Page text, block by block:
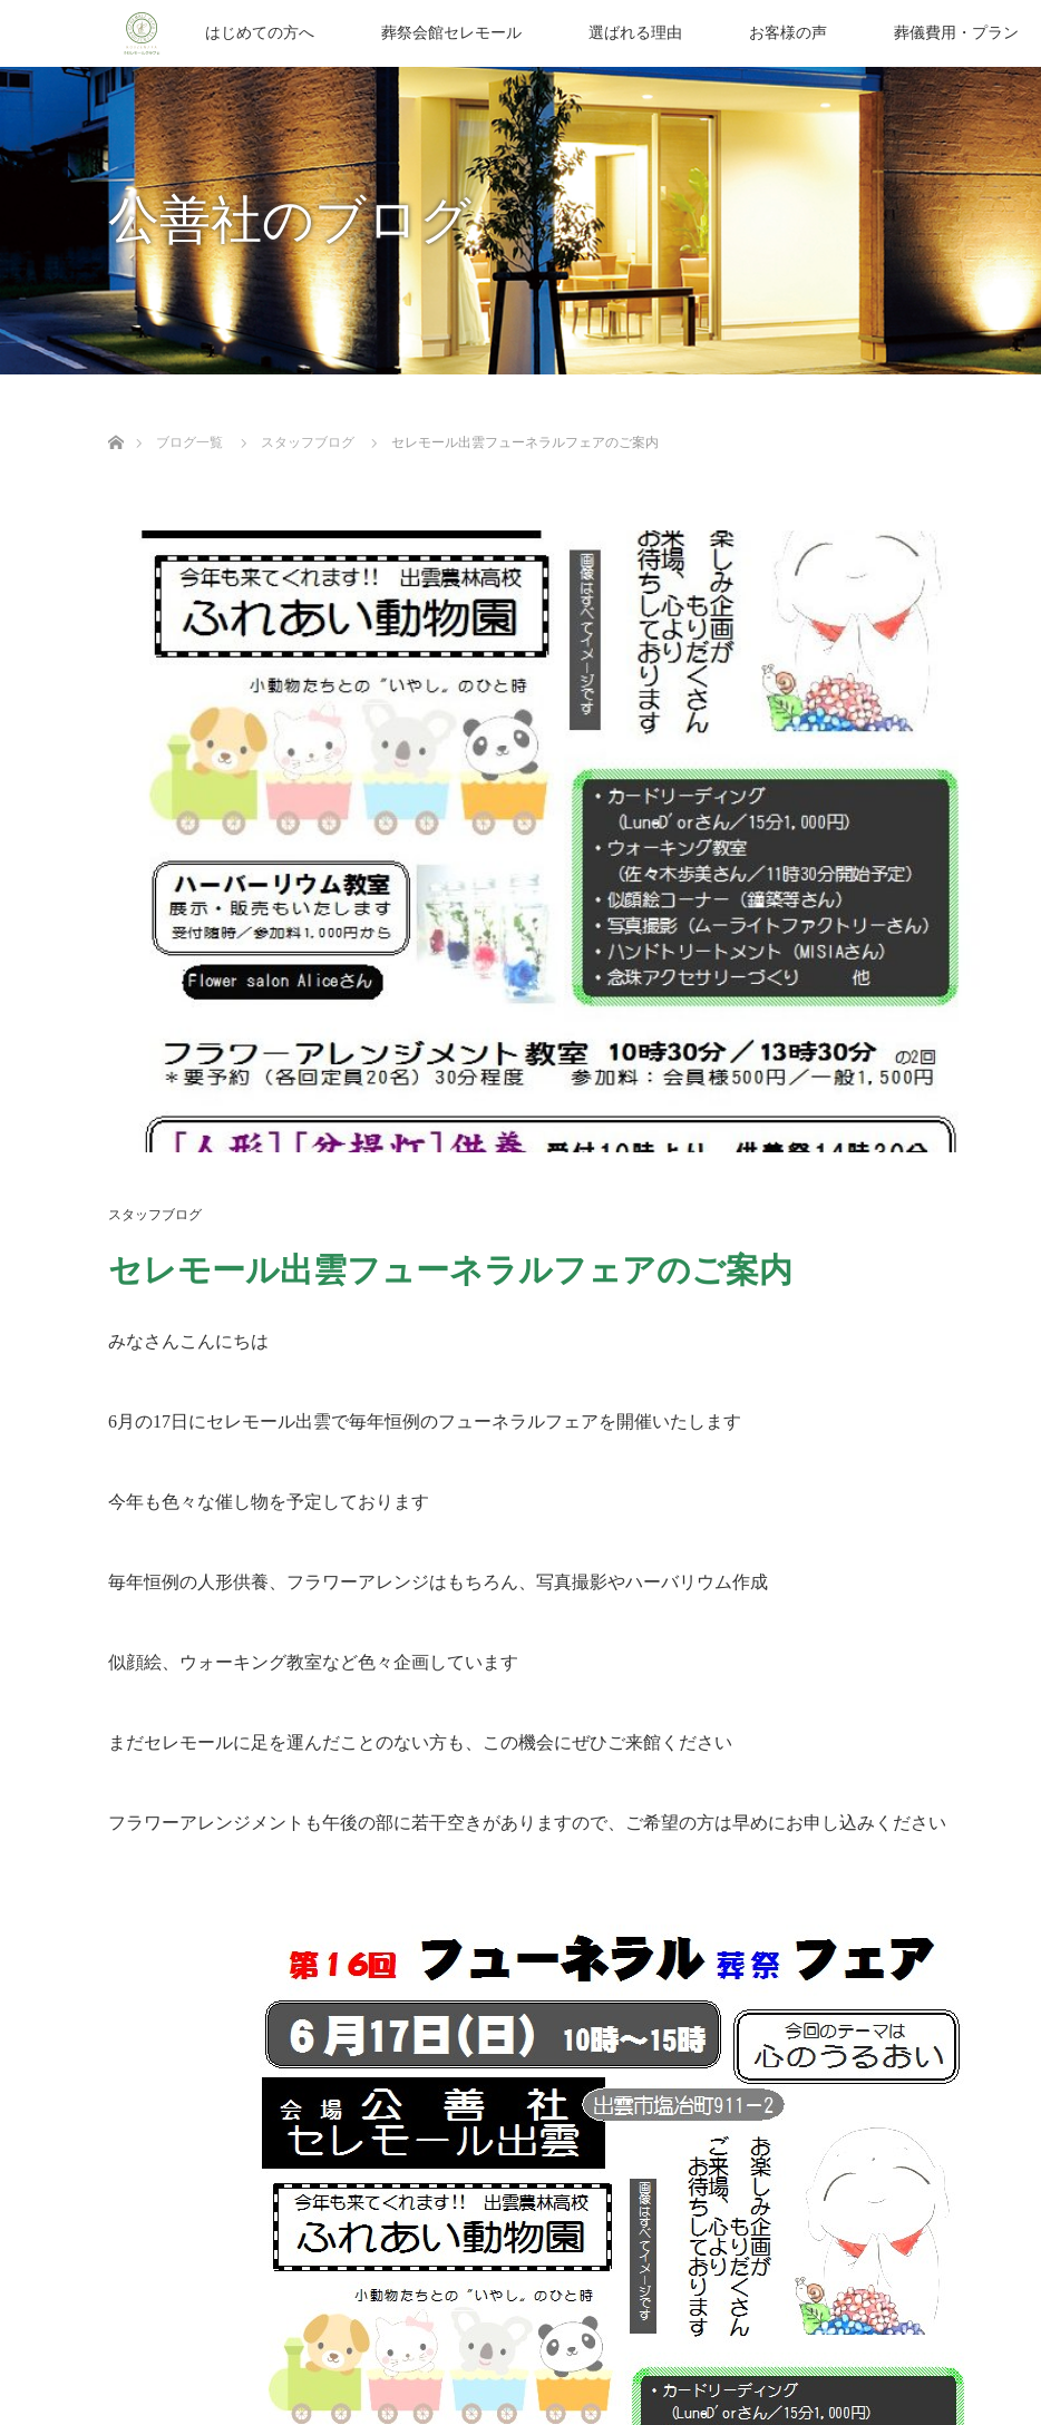
はじめての方へ 葬祭会館セレモール 選ばれる理由 お客様の声 葬儀費用・プラン
公善社のブログ
ブログ一覧
スタッフブログ セレモール出雲フューネラルフェアのご案内
スタッフブログ
セレモール出雲フューネラルフェアのご案内
みなさんこんにちは
6月の17日にセレモール出雲で毎年恒例のフューネラルフェアを開催いたします
今年も色々な催し物を予定しております
毎年恒例の人形供養、フラワーアレンジはもちろん、写真撮影やハーバリウム作成
似顔絵、ウォーキング教室など色々企画しています
まだセレモールに足を運んだことのない方も、この機会にぜひご来館ください
フラワーアレンジメントも午後の部に若干空きがありますので、ご希望の方は早めにお申し込みください